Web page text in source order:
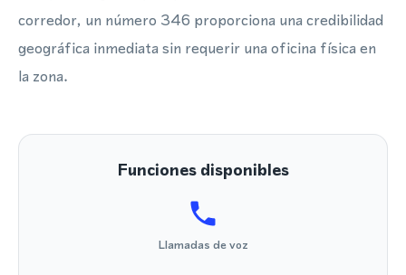
corredor, un número 346 proporciona una credibilidad
geográfica inmediata sin requerir una oficina física en
la zona.
Funciones disponibles
Llamadas de voz